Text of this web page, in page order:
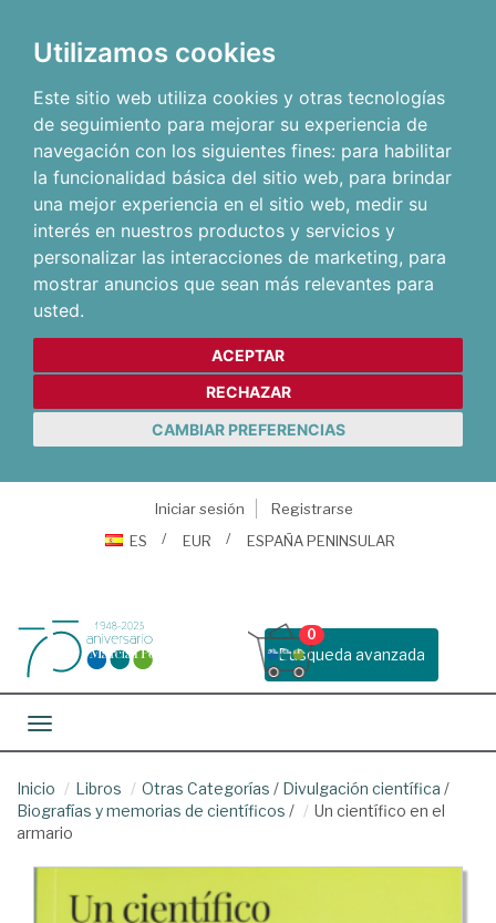
Utilizamos cookies
Este sitio web utiliza cookies y otras tecnologías
de seguimiento para mejorar su experiencia de
navegación con los siguientes fines: para habilitar
la funcionalidad básica del sitio web, para brindar
una mejor experiencia en el sitio web, medir su
interés en nuestros productos y servicios y
personalizar las interacciones de marketing, para
mostrar anuncios que sean más relevantes para
usted.
ACEPTAR
RECHAZAR
CAMBIAR PREFERENCIAS
Iniciar sesión
Registrarse
ES
EUR ESPAÑA PENINSULAR
Busqueda avanzada
0
Toggle navigation
Inicio Libros Otras Categorías / Divulgación científica /
Biografías y memorias de científicos /
Un científico en el
armario